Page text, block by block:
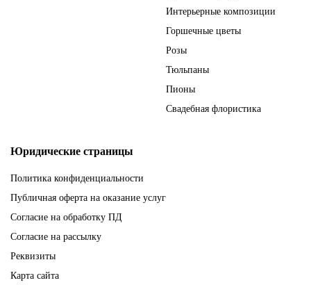
Интерьерные композиции
Горшечные цветы
Розы
Тюльпаны
Пионы
Свадебная флористика
Юридические страницы
Политика конфиденциальности
Публичная оферта на оказание услуг
Согласие на обработку ПД
Согласие на рассылку
Реквизиты
Карта сайта